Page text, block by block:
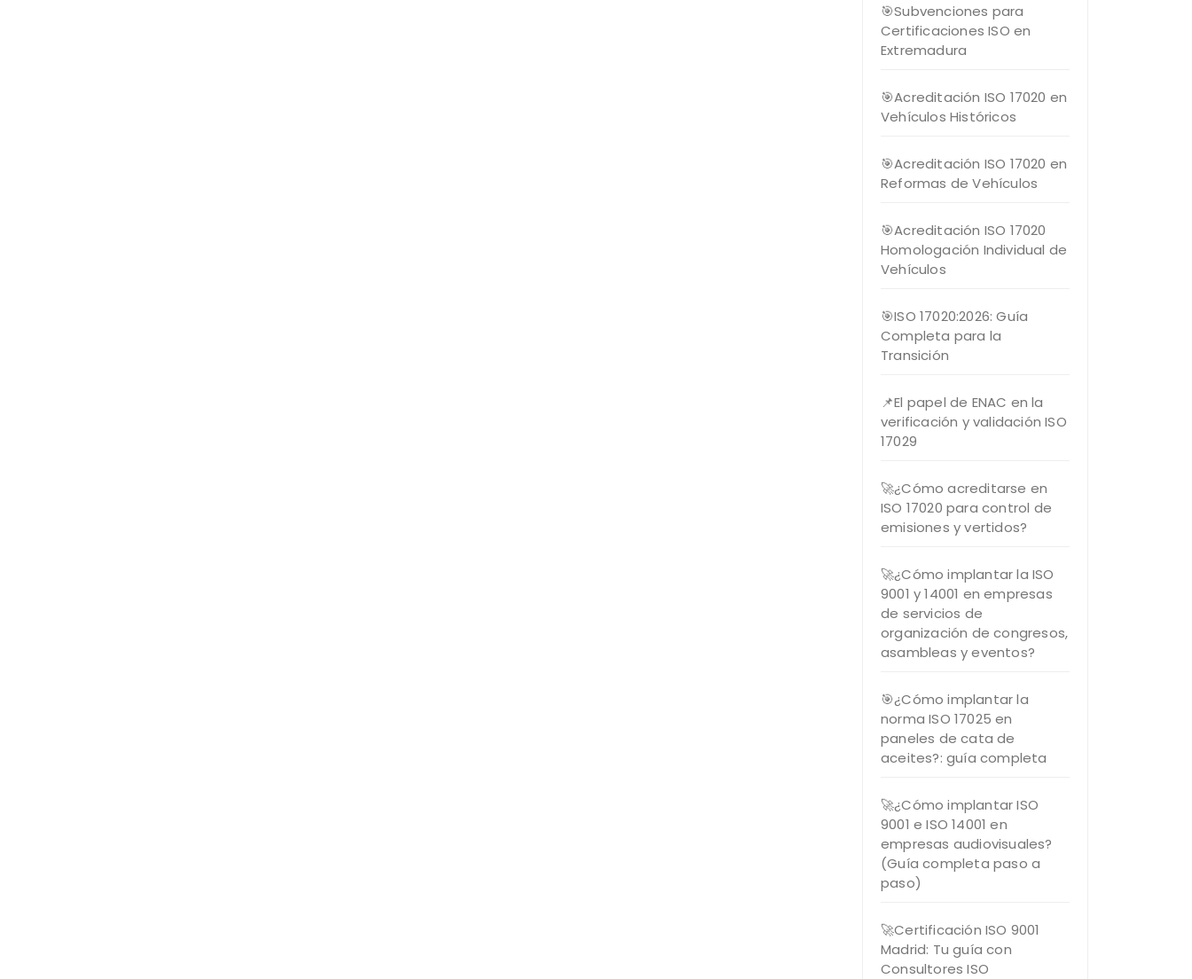
🎯Subvenciones para
Certificaciones ISO en
Extremadura
🎯Acreditación ISO 17020 en
Vehículos Históricos
🎯Acreditación ISO 17020 en
Reformas de Vehículos
🎯Acreditación ISO 17020
Homologación Individual de
Vehículos
🎯ISO 17020:2026: Guía
Completa para la
Transición
📌El papel de ENAC en la
verificación y validación ISO
17029
🚀¿Cómo acreditarse en
ISO 17020 para control de
emisiones y vertidos?
🚀¿Cómo implantar la ISO
9001 y 14001 en empresas
de servicios de
organización de congresos,
asambleas y eventos?
🎯¿Cómo implantar la
norma ISO 17025 en
paneles de cata de
aceites?: guía completa
🚀¿Cómo implantar ISO
9001 e ISO 14001 en
empresas audiovisuales?
(Guía completa paso a
paso)
🚀Certificación ISO 9001
Madrid: Tu guía con
Consultores ISO